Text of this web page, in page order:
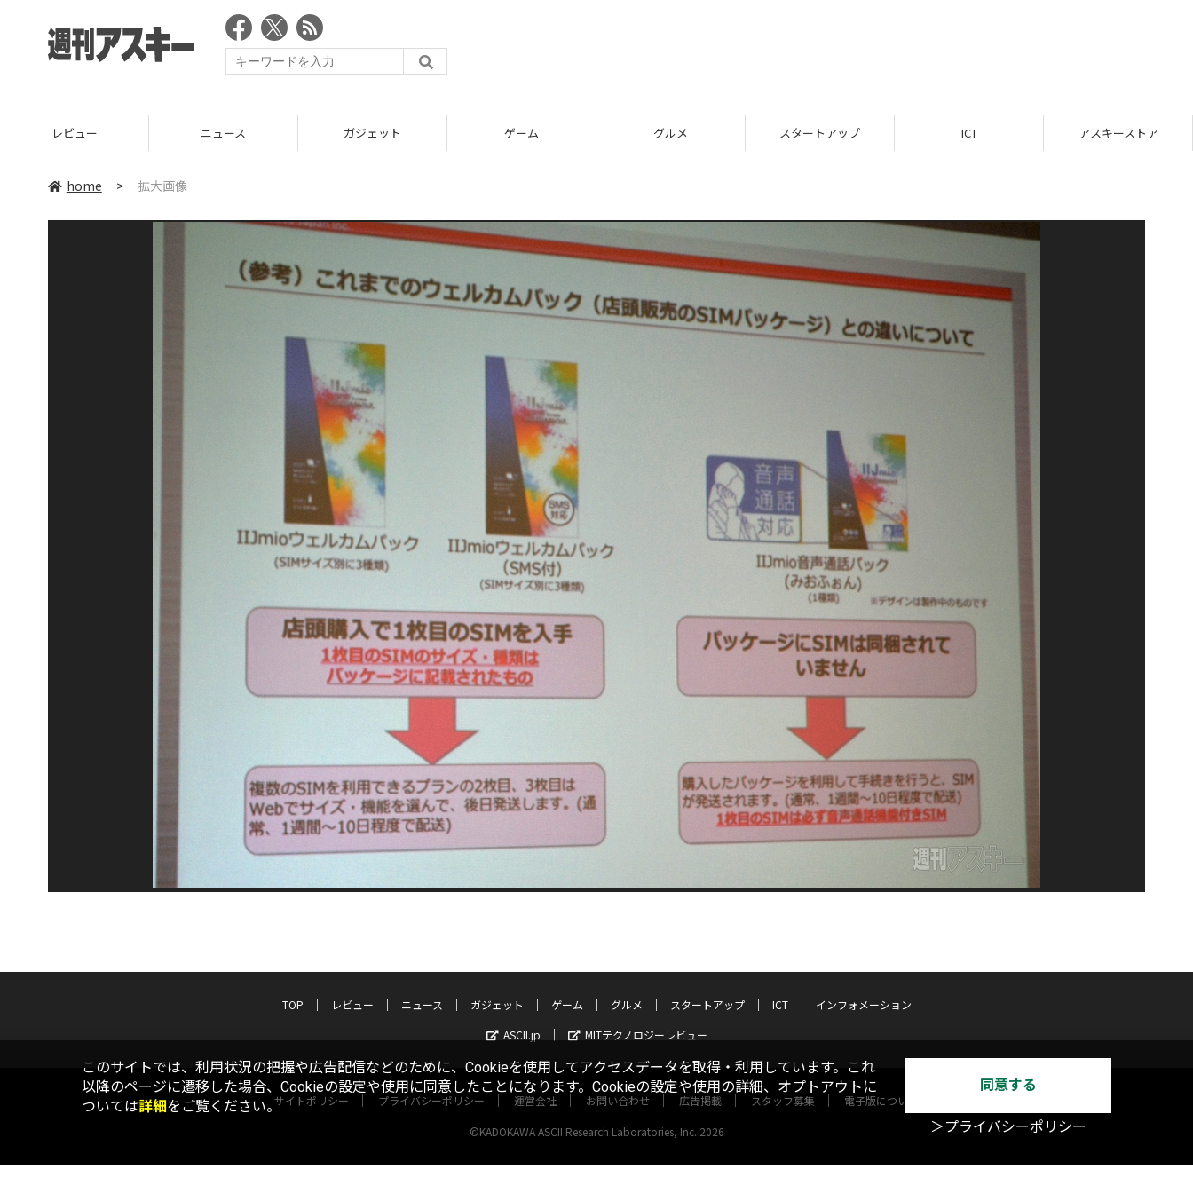
レビュー ニュース ガジェット ゲーム グルメ スタートアップ ICT アスキーストア
home > 拡大画像
TOP レビュー ニュース ガジェット ゲーム グルメ スタートアップ ICT
インフォメーション
ASCII.jp
MITテクノロジーレビュー
サイトポリシー プライバシーポリシー 運営会社 お問い合わせ 広告掲載 スタッフ募集 電子版について
©KADOKAWA ASCII Research Laboratories, Inc. 2026
このサイトでは、利用状況の把握や広告配信などのために、Cookieを使用してアクセスデータを取得・利用しています。これ
以降のページに遷移した場合、Cookieの設定や使用に同意したことになります。Cookieの設定や使用の詳細、オプトアウトに
ついては詳細をご覧ください。
同意する
＞プライバシーポリシー